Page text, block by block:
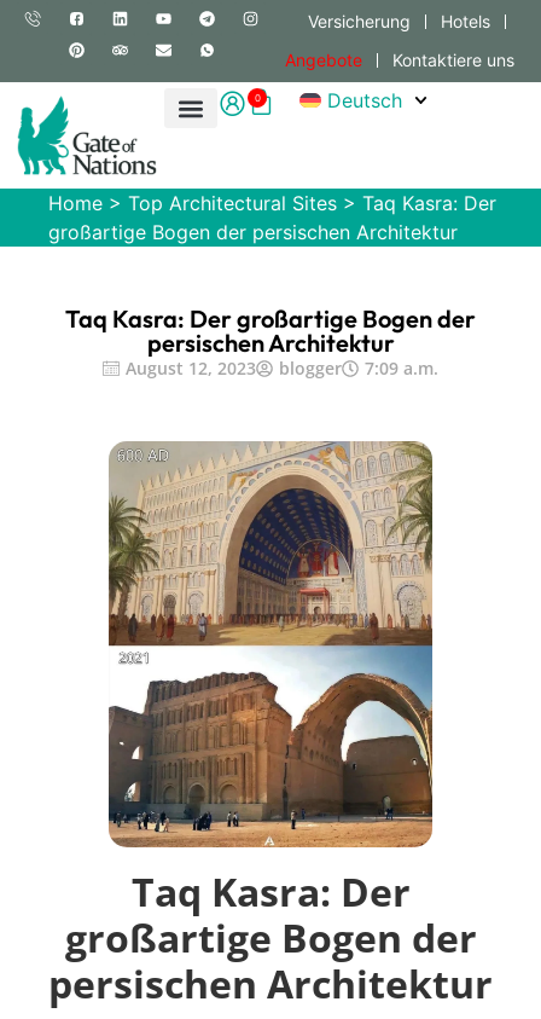
Versicherung
Hotels
Angebote
Kontaktiere uns
0 Deutsch
Home > Top Architectural Sites > Taq Kasra: Der
großartige Bogen der persischen Architektur
Taq Kasra: Der großartige Bogen der
persischen Architektur
August 12, 2023 blogger 7:09 a.m.
Taq Kasra: Der
großartige Bogen der
persischen Architektur